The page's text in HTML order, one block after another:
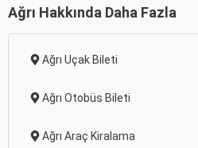
Ağrı Hakkında Daha Fazla
Ağrı Uçak Bileti
Ağrı Otobüs Bileti
Ağrı Araç Kiralama